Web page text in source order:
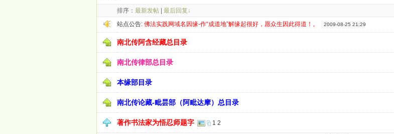
排序： 最新发帖 最后回复↓
站点公告: 佛法实践网域名因缘-作“成道地”解缘起很好，愿众生因此得道！。 2009-08-25 21:29
南北传阿含经藏总目录
南北传律部总目录
本缘部目录
南北传论藏-毗昙部（阿毗达摩）总目录
著作书法家为悟忍师题字 1 2